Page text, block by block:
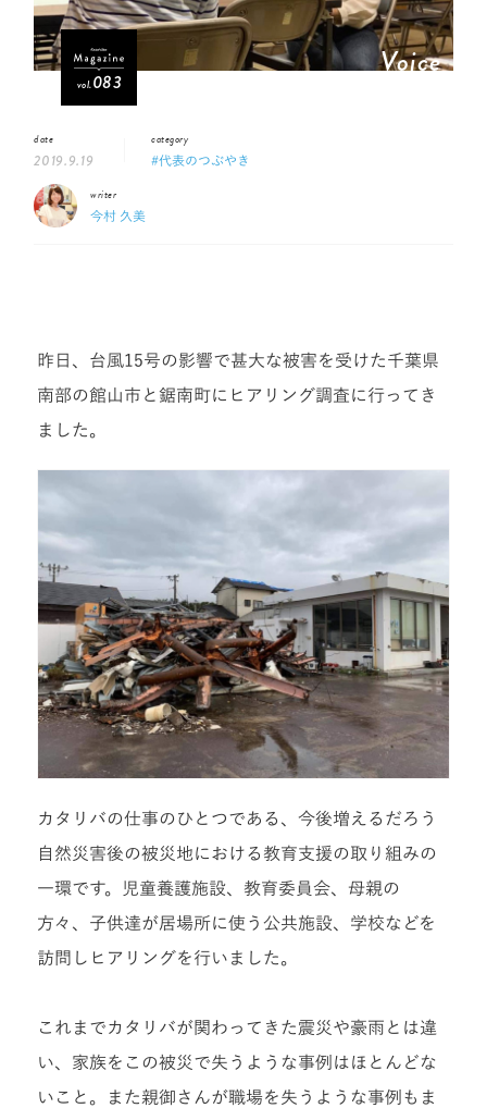
vol.083
Voice
date
2019.9.19
category
#代表のつぶやき
writer
今村 久美
昨日、台風15号の影響で甚大な被害を受けた千葉県
南部の館山市と鋸南町にヒアリング調査に行ってき
ました。
カタリバの仕事のひとつである、今後増えるだろう
自然災害後の被災地における教育支援の取り組みの
一環です。児童養護施設、教育委員会、母親の
方々、子供達が居場所に使う公共施設、学校などを
訪問しヒアリングを行いました。
これまでカタリバが関わってきた震災や豪雨とは違
い、家族をこの被災で失うような事例はほとんどな
いこと。また親御さんが職場を失うような事例もま